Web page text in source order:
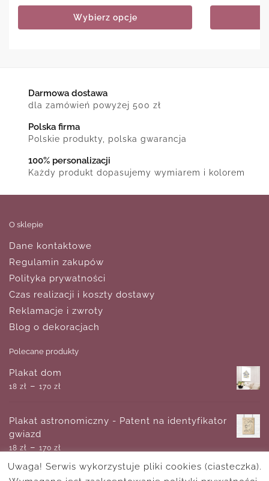
Wybierz opcje
Darmowa dostawa
dla zamówień powyżej 500 zł
Polska firma
Polskie produkty, polska gwarancja
100% personalizacji
Każdy produkt dopasujemy wymiarem i kolorem
O sklepie
Dane kontaktowe
Regulamin zakupów
Polityka prywatności
Czas realizacji i koszty dostawy
Reklamacje i zwroty
Blog o dekoracjach
Polecane produkty
Plakat dom
18 zł – 170 zł
Plakat astronomiczny - Patent na identyfikator
gwiazd
18 zł – 170 zł
Uwaga! Serwis wykorzystuje pliki cookies (ciasteczka).